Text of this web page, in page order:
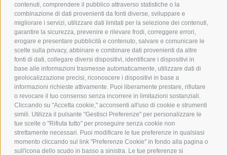
contenuti, comprendere il pubblico attraverso statistiche o la
combinazione di dati provenienti da fonti diverse, sviluppare e
migliorare i servizi, utilizzare dati limitati per la selezione dei contenuti,
garantire la sicurezza, prevenire e rilevare frodi, correggere errori,
erogare e presentare pubblicità e contenuto, salvare e comunicare le
scelte sulla privacy, abbinare e combinare dati provenienti da altre
fonti di dati, collegare diversi dispositivi, identificare i dispositivi in
base alle informazioni trasmesse automaticamente, utilizzare dati di
geolocalizzazione precisi, riconoscere i dispositivi in base a
informazioni richieste attivamente. Puoi liberamente prestare, rifiutare
o revocare il tuo consenso senza incorrere in limitazioni sostanziali.
Cliccando su "Accetta cookie," acconsenti all'uso di cookie e strumenti
simili. Utilizza il pulsante "Gestisci Preferenze" per personalizzare le
tue scelte o "Rifiuta tutto" per proseguire senza cookie non
strettamente necessari. Puoi modificare le tue preferenze in qualsiasi
momento cliccando sul link "Preferenze Cookie" in fondo alla pagina o
sull'icona dello scudo in basso a sinistra. Le tue preferenze si
AZIENDA
CHI SIAMO
MARCHI TRATTATI
CONDOMINI
Bonifico
Bancario